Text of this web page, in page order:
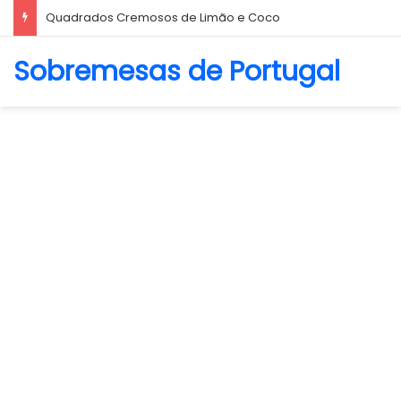
Quadrados Cremosos de Limão e Coco
Sobremesas de Portugal